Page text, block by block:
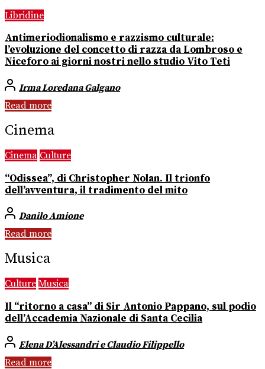
Libridine
Antimeriodionalismo e razzismo culturale:
l’evoluzione del concetto di razza da Lombroso e
Niceforo ai giorni nostri nello studio Vito Teti
Irma Loredana Galgano
Read more
Cinema
Cinema Culture
“Odissea”, di Christopher Nolan. Il trionfo
dell’avventura, il tradimento del mito
Danilo Amione
Read more
Musica
Culture Musica
Il “ritorno a casa” di Sir Antonio Pappano, sul podio
dell’Accademia Nazionale di Santa Cecilia
Elena D’Alessandri e Claudio Filippello
Read more